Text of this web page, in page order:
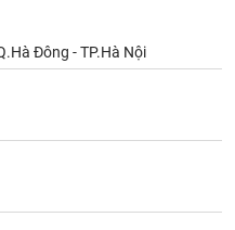
Đông - TP.Hà Nội